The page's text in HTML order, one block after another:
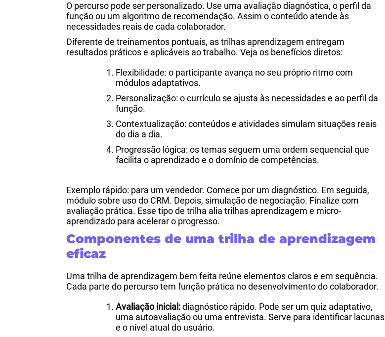
O percurso pode ser personalizado. Use uma avaliação diagnóstica, o perfil da
função ou um algoritmo de recomendação. Assim o conteúdo atende às
necessidades reais de cada colaborador.
Diferente de treinamentos pontuais, as trilhas aprendizagem entregam
resultados práticos e aplicáveis ao trabalho. Veja os benefícios diretos:
Flexibilidade: o participante avança no seu próprio ritmo com
módulos adaptativos.
Personalização: o currículo se ajusta às necessidades e ao perfil da
função.
Contextualização: conteúdos e atividades simulam situações reais
do dia a dia.
Progressão lógica: os temas seguem uma ordem sequencial que
facilita o aprendizado e o domínio de competências.
Exemplo rápido: para um vendedor. Comece por um diagnóstico. Em seguida,
módulo sobre uso do CRM. Depois, simulação de negociação. Finalize com
avaliação prática. Esse tipo de trilha alia trilhas aprendizagem e micro-
aprendizado para acelerar o progresso.
Componentes de uma trilha de aprendizagem
eficaz
Uma trilha de aprendizagem bem feita reúne elementos claros e em sequência.
Cada parte do percurso tem função prática no desenvolvimento do colaborador.
Avaliação inicial:diagnóstico rápido. Pode ser um quiz adaptativo,
uma autoavaliação ou uma entrevista. Serve para identificar lacunas
e o nível atual do usuário.